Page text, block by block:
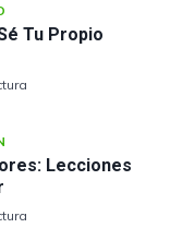
Tu Propio
Lecciones